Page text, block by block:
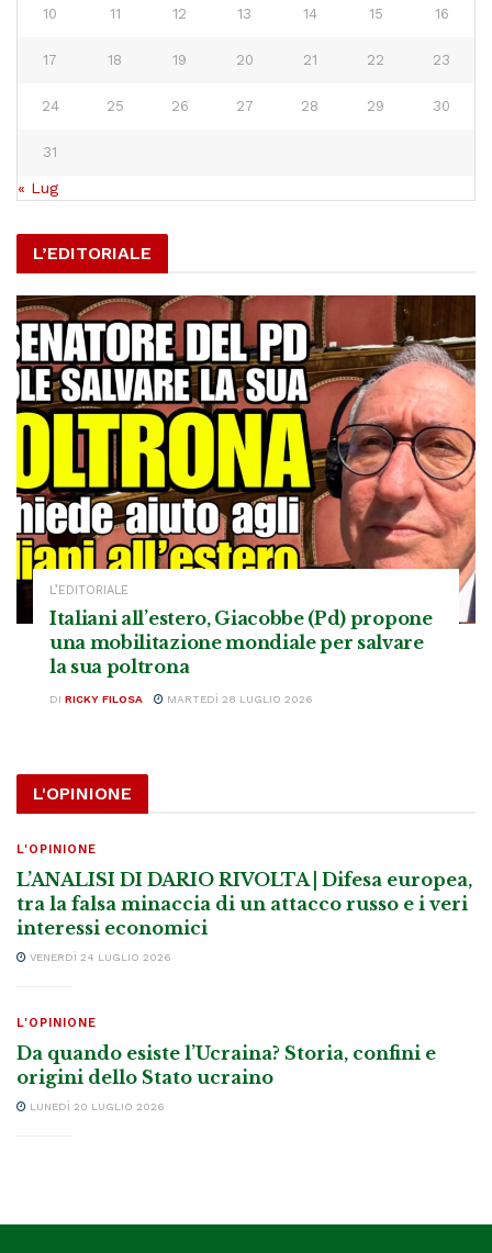
10 11 12 13 14 15 16
17 18 19 20 21 22 23
24 25 26 27 28 29 30
31
« Lug
L’EDITORIALE
L’EDITORIALE
Italiani all’estero, Giacobbe (Pd) propone
una mobilitazione mondiale per salvare
la sua poltrona
DI RICKY FILOSA MARTEDÌ 28 LUGLIO 2026
L'OPINIONE
L'OPINIONE
L’ANALISI DI DARIO RIVOLTA | Difesa europea,
tra la falsa minaccia di un attacco russo e i veri
interessi economici
VENERDÌ 24 LUGLIO 2026
L'OPINIONE
Da quando esiste l’Ucraina? Storia, confini e
origini dello Stato ucraino
LUNEDÌ 20 LUGLIO 2026